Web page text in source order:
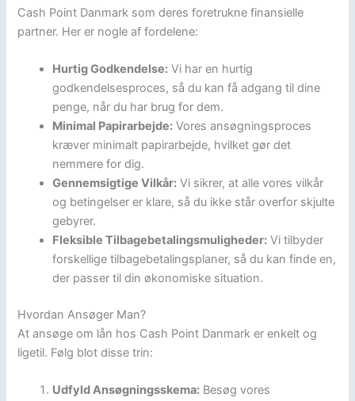
Cash Point Danmark som deres foretrukne finansielle
partner. Her er nogle af fordelene:
Hurtig Godkendelse: Vi har en hurtig
godkendelsesproces, så du kan få adgang til dine
penge, når du har brug for dem.
Minimal Papirarbejde: Vores ansøgningsproces
kræver minimalt papirarbejde, hvilket gør det
nemmere for dig.
Gennemsigtige Vilkår: Vi sikrer, at alle vores vilkår
og betingelser er klare, så du ikke står overfor skjulte
gebyrer.
Fleksible Tilbagebetalingsmuligheder: Vi tilbyder
forskellige tilbagebetalingsplaner, så du kan finde en,
der passer til din økonomiske situation.
Hvordan Ansøger Man?
At ansøge om lån hos Cash Point Danmark er enkelt og
ligetil. Følg blot disse trin:
Udfyld Ansøgningsskema: Besøg vores